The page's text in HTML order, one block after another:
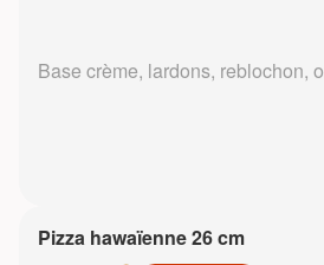
Base crème, lardons, reblochon,
Pizza hawaïenne 26 cm